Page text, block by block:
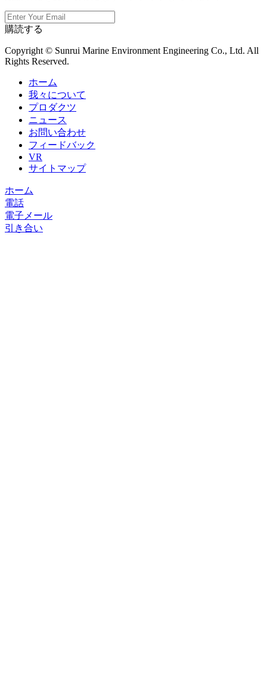
購読する
Copyright © Sunrui Marine Environment Engineering Co., Ltd. All
Rights Reserved.
ホーム
我々について
プロダクツ
ニュース
お問い合わせ
フィードバック
VR
サイトマップ
ホーム
電話
電子メール
引き合い